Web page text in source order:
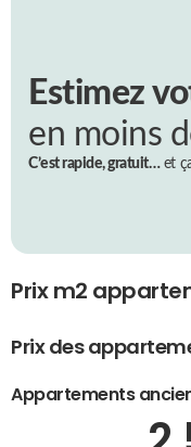
Estimez
en moins
C’est rapide, gratuit…et
Prix m2
Prix des
Appartements